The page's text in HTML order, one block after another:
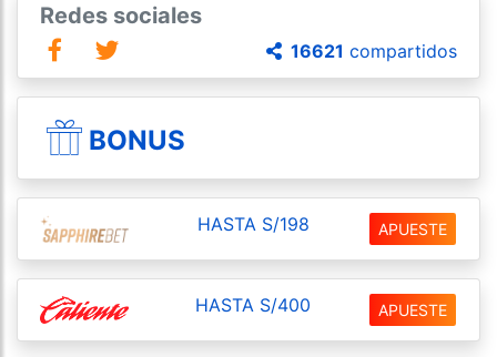
Redes sociales
16621 compartidos
BONUS
HASTA S/198 APUESTE
HASTA S/400 APUESTE